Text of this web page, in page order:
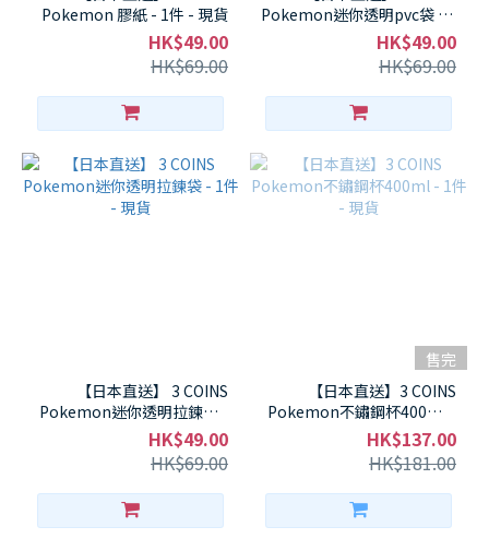
Pokemon 膠紙 - 1件 - 現貨
HK$49.00
HK$69.00
Pokemon迷你透明pvc袋 - 1
件 - 現貨
HK$49.00
HK$69.00
【日本直送】 3 COINS
Pokemon迷你透明拉鍊袋 -
1件 - 現貨
HK$49.00
HK$69.00
售完
【日本直送】3 COINS
Pokemon不鏽鋼杯400ml -
1件 - 現貨
HK$137.00
HK$181.00